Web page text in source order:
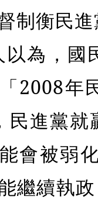
制衡民
以為，國
2008年
民進黨就
會被弱
繼續執